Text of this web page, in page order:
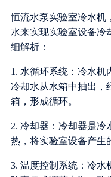
恒流水泵实验室冷水机
水来实现实验室设备冷
细解析：
1. 水循环系统：冷水
冷却水从水箱中抽出，
箱，形成循环。
2. 冷却器：冷却器是冷
热，将实验室设备产生
3. 温度控制系统：冷水